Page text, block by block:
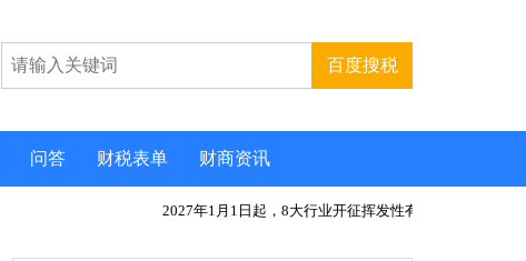
问答 财税表单 财商资讯
2027年1月1日起，8大行业开征挥发性有机物环